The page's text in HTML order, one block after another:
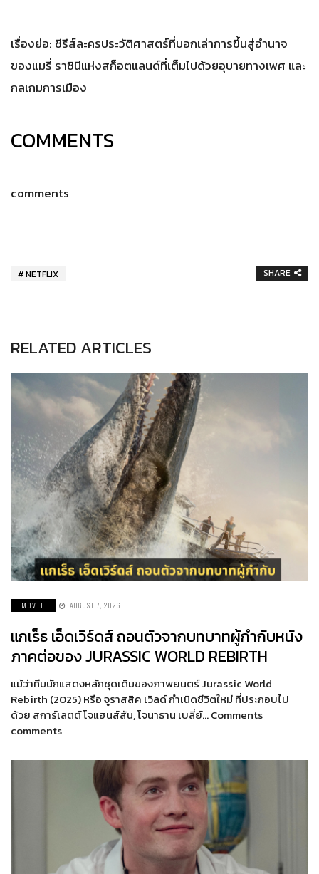
เรื่องย่อ: ซีรีส์ละครประวัติศาสตร์ที่บอกเล่าการขึ้นสู่อำนาจ
ของแมรี่ ราชินีแห่งสก็อตแลนด์ที่เต็มไปด้วยอุบายทางเพศ และ
กลเกมการเมือง
COMMENTS
comments
NETFLIX SHARE
RELATED ARTICLES
MOVIE AUGUST 7, 2026
แกเร็ธ เอ็ดเวิร์ดส์ ถอนตัวจากบทบาทผู้กำกับหนัง
ภาคต่อของ JURASSIC WORLD REBIRTH
แม้ว่าทีมนักแสดงหลักชุดเดิมของภาพยนตร์ Jurassic World
Rebirth (2025) หรือ จูราสสิค เวิลด์ กำเนิดชีวิตใหม่ ที่ประกอบไป
ด้วย สการ์เลตต์ โจแฮนส์สัน, โจนาธาน เบลี่ย์… Comments
comments